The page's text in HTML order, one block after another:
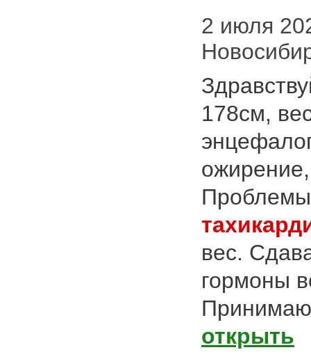
2 июля
178см,
вес.
гормоны
Принимаю
открыть